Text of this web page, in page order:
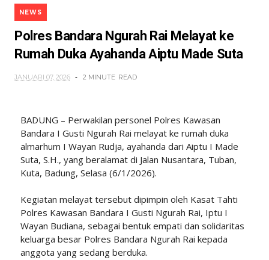
NEWS
Polres Bandara Ngurah Rai Melayat ke
Rumah Duka Ayahanda Aiptu Made Suta
JANUARI 07, 2026 2 MINUTE READ
BADUNG – Perwakilan personel Polres Kawasan
Bandara I Gusti Ngurah Rai melayat ke rumah duka
almarhum I Wayan Rudja, ayahanda dari Aiptu I Made
Suta, S.H., yang beralamat di Jalan Nusantara, Tuban,
Kuta, Badung, Selasa (6/1/2026).
Kegiatan melayat tersebut dipimpin oleh Kasat Tahti
Polres Kawasan Bandara I Gusti Ngurah Rai, Iptu I
Wayan Budiana, sebagai bentuk empati dan solidaritas
keluarga besar Polres Bandara Ngurah Rai kepada
anggota yang sedang berduka.